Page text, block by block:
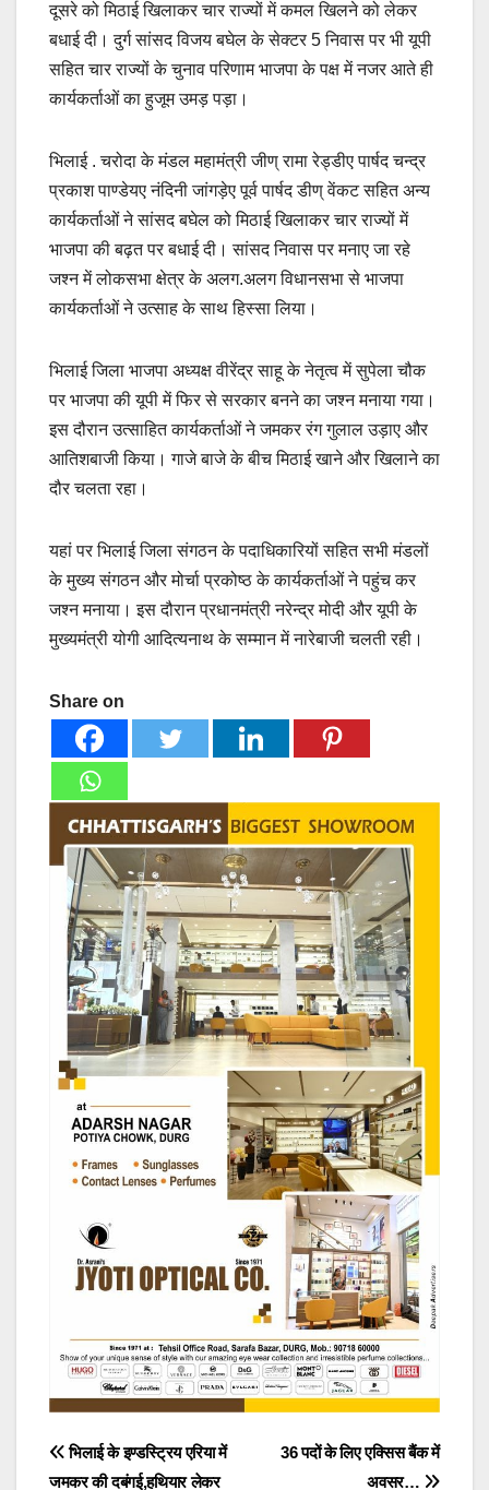
दूसरे को मिठाई खिलाकर चार राज्यों में कमल खिलने को लेकर
बधाई दी। दुर्ग सांसद विजय बघेल के सेक्टर 5 निवास पर भी यूपी
सहित चार राज्यों के चुनाव परिणाम भाजपा के पक्ष में नजर आते ही
कार्यकर्ताओं का हुजूम उमड़ पड़ा।
भिलाई . चरोदा के मंडल महामंत्री जीण् रामा रेड्डीए पार्षद चन्द्र
प्रकाश पाण्डेयए नंदिनी जांगड़ेए पूर्व पार्षद डीण् वेंकट सहित अन्य
कार्यकर्ताओं ने सांसद बघेल को मिठाई खिलाकर चार राज्यों में
भाजपा की बढ़त पर बधाई दी। सांसद निवास पर मनाए जा रहे
जश्न में लोकसभा क्षेत्र के अलग.अलग विधानसभा से भाजपा
कार्यकर्ताओं ने उत्साह के साथ हिस्सा लिया।
भिलाई जिला भाजपा अध्यक्ष वीरेंद्र साहू के नेतृत्व में सुपेला चौक
पर भाजपा की यूपी में फिर से सरकार बनने का जश्न मनाया गया।
इस दौरान उत्साहित कार्यकर्ताओं ने जमकर रंग गुलाल उड़ाए और
आतिशबाजी किया। गाजे बाजे के बीच मिठाई खाने और खिलाने का
दौर चलता रहा।
यहां पर भिलाई जिला संगठन के पदाधिकारियों सहित सभी मंडलों
के मुख्य संगठन और मोर्चा प्रकोष्ठ के कार्यकर्ताओं ने पहुंच कर
जश्न मनाया। इस दौरान प्रधानमंत्री नरेन्द्र मोदी और यूपी के
मुख्यमंत्री योगी आदित्यनाथ के सम्मान में नारेबाजी चलती रही।
Share on
Post
36 पदों के लिए एक्सिस बैंक में
अवसर…
भिलाई के इण्डस्ट्रिय एरिया में
जमकर की दबंगई,हथियार लेकर